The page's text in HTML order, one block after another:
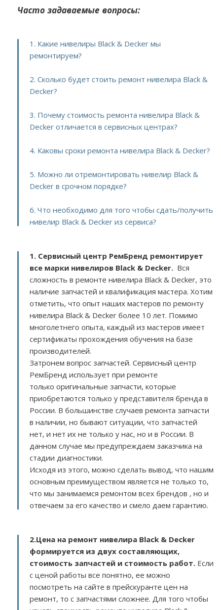
Часто задаваемые вопросы:
1. Какие нивелиры Black & Decker мы
ремонтируем?
2. Сколько будет стоить ремонт нивелира Black &
Decker?
3. Почему стоимость ремонта нивелира Black &
Decker отличается в сервисных центрах?
4. Каковы сроки ремонта нивелира Black & Decker?
5. Можно ли отремонтировать нивелир Black &
Decker в срочном порядке?
6. Что необходимо для того чтобы сдать/получить
нивелир Black & Decker из сервиса?
1. Сервисный центр РемБренд ремонтирует
все марки нивелиров Black & Decker. Вся
сложность в ремонте нивелира Black & Decker, это
наличие запчастей и квалификация мастера. Хотим
отметить, что опыт наших мастеров по ремонту
нивелира Black & Decker более 10 лет. Помимо
многолетнего опыта, каждый из мастеров имеет
сертификаты прохождения обучения на базе
производителей.
Затронем вопрос запчастей. Сервисный центр
РемБренд использует при ремонте
только оригинальные запчасти, которые
приобретаются только у представителя бренда в
России. В большинстве случаев ремонта запчасти
в наличии, но бывают ситуации, что запчастей
нет, и нет их не только у нас, но и в России. В
данном случае мы предупреждаем заказчика на
стадии диагностики.
Исходя из этого, можно сделать вывод, что нашим
основным преимуществом является не только то,
что мы занимаемся ремонтом всех брендов , но и
отвечаем за его качество и смело даем гарантию.
2.Цена на ремонт нивелира Black & Decker
формируется из двух составляющих,
стоимость запчастей и стоимость работ. Если
с ценой работы все понятно, ее можно
посмотреть на сайте в прейскуранте цен на
ремонт, то с запчастями сложнее. Для того чтобы